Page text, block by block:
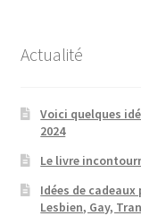
Actualité
Voici quelques
2024
Le livre
Idées de
Lesbien, Gay,